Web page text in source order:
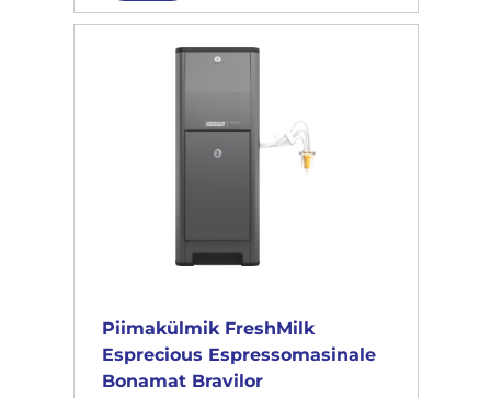
Piimakülmik FreshMilk
Esprecious Espressomasinale
Bonamat Bravilor